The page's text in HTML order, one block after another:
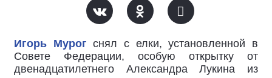
Игорь Мурог снял с елки, установленной в
Совете Федерации, особую открытку от
двенадцатилетнего Александра Лукина из